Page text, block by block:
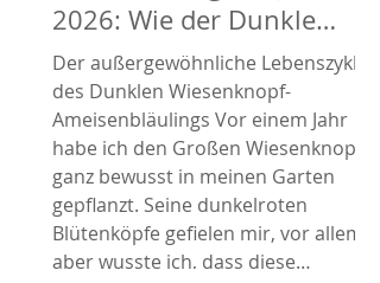
2026: Wie der Dunkle
Wiesenknopf-
Ameisenbläuling mit
Ameisen lebt
Der außergewöhnliche Lebenszyklus
des Dunklen Wiesenknopf-
Ameisenbläulings Vor einem Jahr
habe ich den Großen Wiesenknopf
ganz bewusst in meinen Garten
gepflanzt. Seine dunkelroten
Blütenköpfe gefielen mir, vor allem
aber wusste ich, dass diese